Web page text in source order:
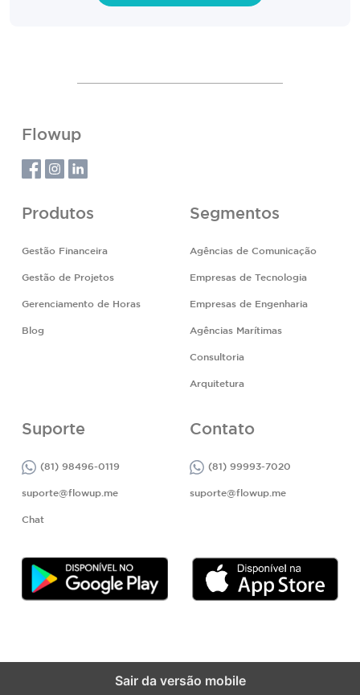
Flowup
Produtos
Gestão Financeira
Gestão de Projetos
Gerenciamento de Horas
Blog
Segmentos
Agências de Comunicação
Empresas de Tecnologia
Empresas de Engenharia
Agências Marítimas
Consultoria
Arquitetura
Suporte
(81) 98496-0119
suporte@flowup.me
Chat
Contato
(81) 99993-7020
suporte@flowup.me
Sair da versão mobile